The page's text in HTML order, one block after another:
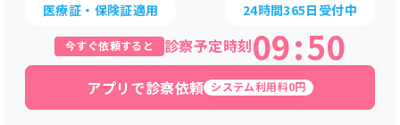
医療証・保険証適用 24時間365日受付中
今すぐ依頼すると 診察予定時刻09:50
アプリで診察依頼 システム利用料0円